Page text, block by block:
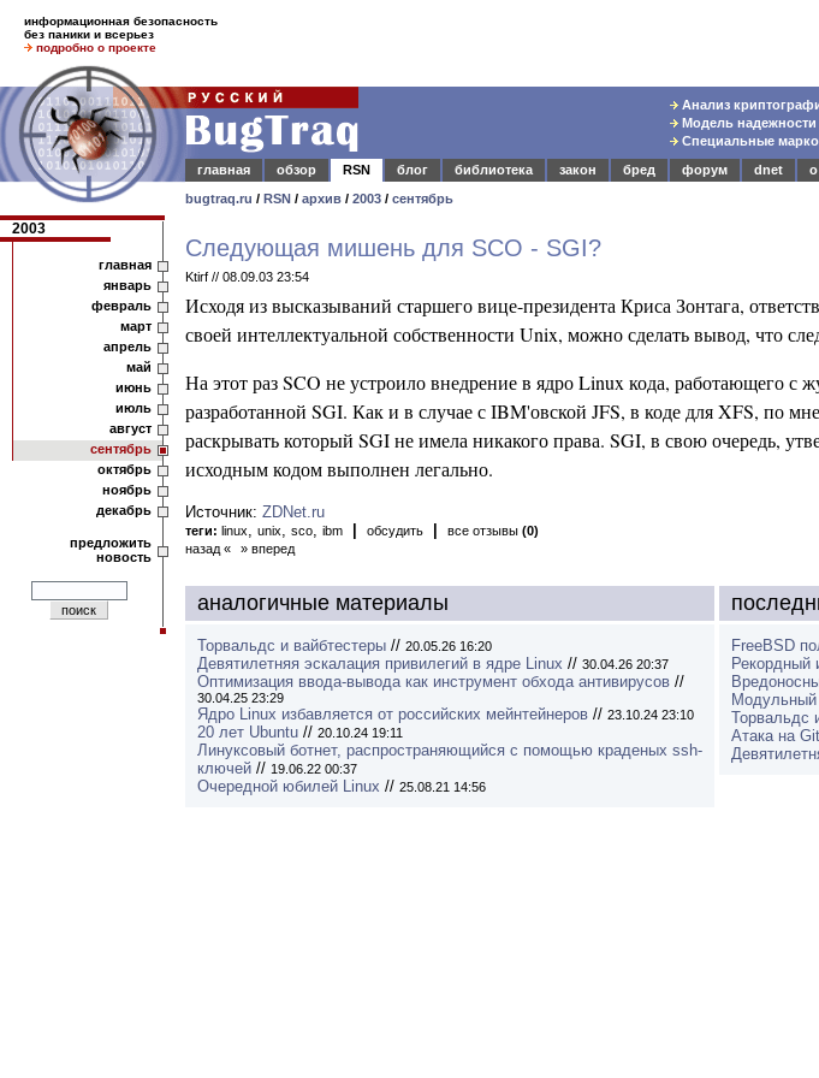
информационная безопасность
без паники и всерьез
подробно о проекте
Анализ
Модель надежности
Специальные
главная
обзор RSN блог библиотека закон бред форум dnet
о
bugtraq.ru / RSN / архив / 2003 / сентябрь
2003
главная
январь
февраль
март
апрель
май
июнь
июль
август
сентябрь
октябрь
ноябрь
декабрь
предложить
новость
Следующая мишень для SCO - SGI?
Ktirf // 08.09.03 23:54
Исходя из высказываний старшего вице-президента Криса Зонтага,
своей интеллектуальной собственности Unix, можно сделать вывод, что
На этот раз SCO не устроило внедрение в ядро Linux кода, работающего с
разработанной SGI. Как и в случае с IBM'овской JFS, в коде для XFS, по
раскрывать который SGI не имела никакого права. SGI, в свою очередь,
исходным кодом выполнен легально.
Источник: ZDNet.ru
теги: linux, unix, sco, ibm обсудить все отзывы (0)
назад «
» вперед
аналогичные материалы
Торвальдс и вайбтестеры // 20.05.26 16:20
Девятилетняя эскалация привилегий в ядре Linux // 30.04.26 20:37
Оптимизация ввода-вывода как инструмент обхода антивирусов //
30.04.25 23:29
Ядро Linux избавляется от российских мейнтейнеров // 23.10.24 23:10
20 лет Ubuntu // 20.10.24 19:11
Линуксовый ботнет, распространяющийся с помощью краденых ssh-
ключей // 19.06.22 00:37
Очередной юбилей Linux // 25.08.21 14:56
FreeBSD
Рекордный
Модульный
Торвальдс
Атака на